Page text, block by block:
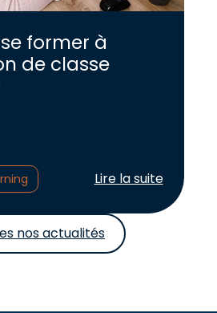
former à
de classe
Lire l'article :
Lire la suite
nos actualités